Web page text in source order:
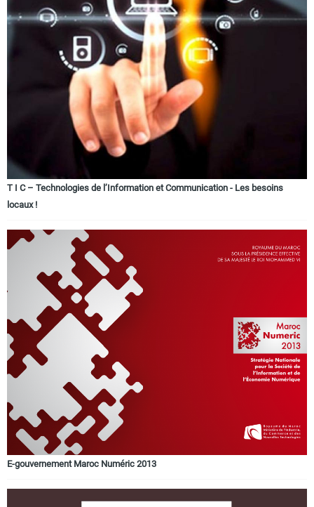
T I C – Technologies de l’Information et Communication - Les besoins
locaux !
E-gouvernement Maroc Numéric 2013